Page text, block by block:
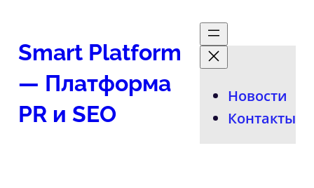
содержимому
Smart Platform
— Платформа
PR и SEO
Новости
Контакты